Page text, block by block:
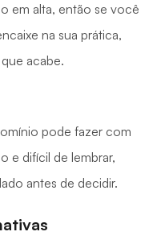
em alta, então se você
na sua prática,
acabe.
pode fazer com
e difícil de lembrar,
antes de decidir.